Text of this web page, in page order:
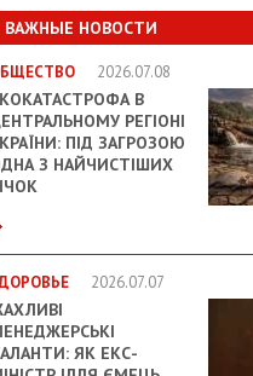
ВАЖНЫЕ НОВОСТИ
2026.07.08
В
РЕГІОНІ
ПІД ЗАГРОЗОЮ
З НАЙЧИСТІШИХ
2026.07.07
ЯК ЕКС-